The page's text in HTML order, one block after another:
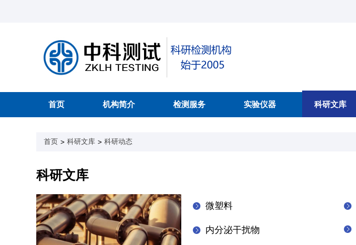
首页 机构简介 检测服务 实验仪器 科研文库
首页 > 科研文库 > 科研动态
科研文库
微塑料
内分泌干扰物